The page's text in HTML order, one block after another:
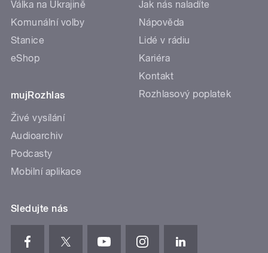
Válka na Ukrajině
Komunální volby
Stanice
eShop
mujRozhlas
Živé vysílání
Audioarchiv
Podcasty
Mobilní aplikace
Jak nás naladíte
Nápověda
Lidé v rádiu
Kariéra
Kontakt
Rozhlasový poplatek
Sledujte nás